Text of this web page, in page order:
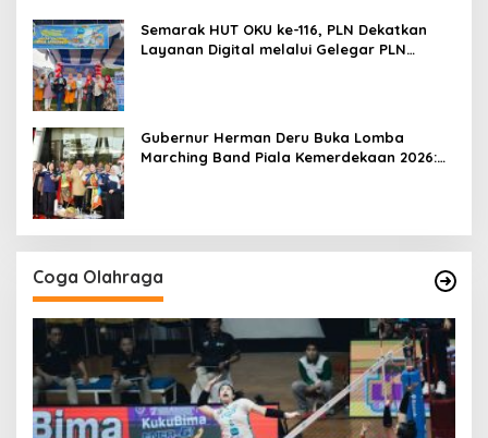
Semarak HUT OKU ke-116, PLN Dekatkan
Layanan Digital melalui Gelegar PLN
Gubernur Herman Deru Buka Lomba
Marching Band Piala Kemerdekaan 2026:
Coga Olahraga